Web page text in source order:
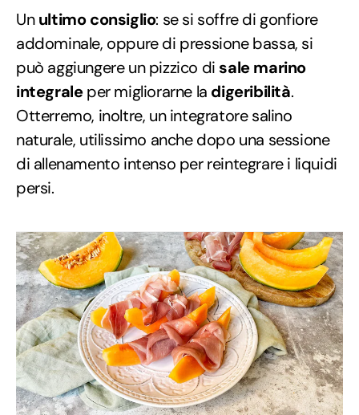
Unultimo consiglio: se si soffre di gonfiore
addominale, oppure di pressione bassa, si
può aggiungere un pizzico di sale marino
integraleper migliorarne la digeribilità.
Otterremo, inoltre, un integratore salino
naturale, utilissimo anche dopo una sessione
di allenamento intenso per reintegrare i liquidi
persi.